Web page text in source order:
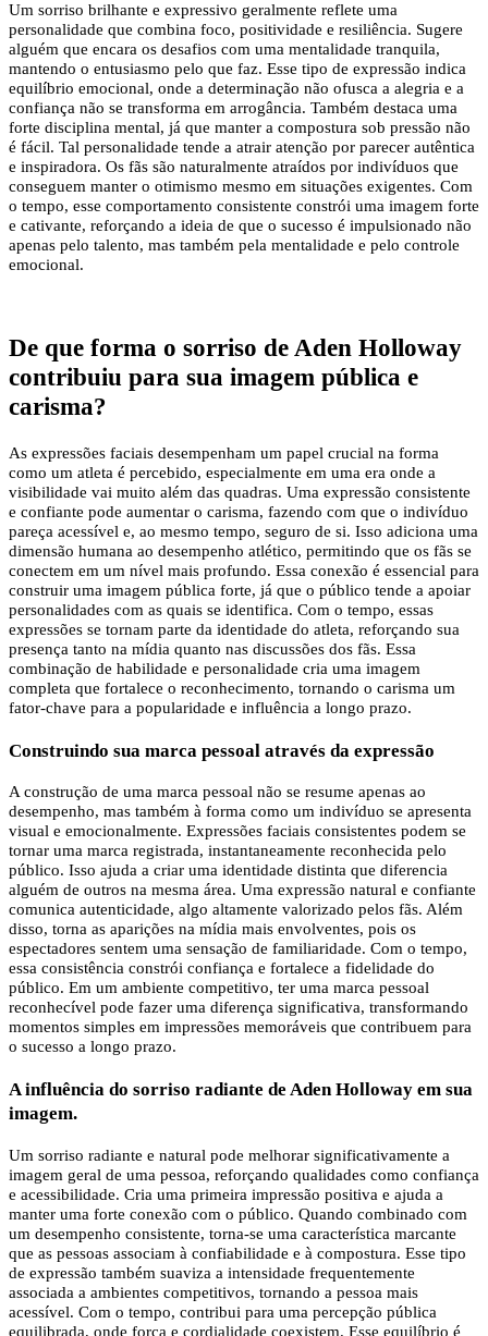
Um sorriso brilhante e expressivo geralmente reflete uma
personalidade que combina foco, positividade e resiliência. Sugere
alguém que encara os desafios com uma mentalidade tranquila,
mantendo o entusiasmo pelo que faz. Esse tipo de expressão indica
equilíbrio emocional, onde a determinação não ofusca a alegria e a
confiança não se transforma em arrogância. Também destaca uma
forte disciplina mental, já que manter a compostura sob pressão não
é fácil. Tal personalidade tende a atrair atenção por parecer autêntica
e inspiradora. Os fãs são naturalmente atraídos por indivíduos que
conseguem manter o otimismo mesmo em situações exigentes. Com
o tempo, esse comportamento consistente constrói uma imagem forte
e cativante, reforçando a ideia de que o sucesso é impulsionado não
apenas pelo talento, mas também pela mentalidade e pelo controle
emocional.
De que forma o sorriso de Aden Holloway
contribuiu para sua imagem pública e
carisma?
As expressões faciais desempenham um papel crucial na forma
como um atleta é percebido, especialmente em uma era onde a
visibilidade vai muito além das quadras. Uma expressão consistente
e confiante pode aumentar o carisma, fazendo com que o indivíduo
pareça acessível e, ao mesmo tempo, seguro de si. Isso adiciona uma
dimensão humana ao desempenho atlético, permitindo que os fãs se
conectem em um nível mais profundo. Essa conexão é essencial para
construir uma imagem pública forte, já que o público tende a apoiar
personalidades com as quais se identifica. Com o tempo, essas
expressões se tornam parte da identidade do atleta, reforçando sua
presença tanto na mídia quanto nas discussões dos fãs. Essa
combinação de habilidade e personalidade cria uma imagem
completa que fortalece o reconhecimento, tornando o carisma um
fator-chave para a popularidade e influência a longo prazo.
Construindo sua marca pessoal através da expressão
A construção de uma marca pessoal não se resume apenas ao
desempenho, mas também à forma como um indivíduo se apresenta
visual e emocionalmente. Expressões faciais consistentes podem se
tornar uma marca registrada, instantaneamente reconhecida pelo
público. Isso ajuda a criar uma identidade distinta que diferencia
alguém de outros na mesma área. Uma expressão natural e confiante
comunica autenticidade, algo altamente valorizado pelos fãs. Além
disso, torna as aparições na mídia mais envolventes, pois os
espectadores sentem uma sensação de familiaridade. Com o tempo,
essa consistência constrói confiança e fortalece a fidelidade do
público. Em um ambiente competitivo, ter uma marca pessoal
reconhecível pode fazer uma diferença significativa, transformando
momentos simples em impressões memoráveis ​​que contribuem para
o sucesso a longo prazo.
A influência do sorriso radiante de Aden Holloway em sua
imagem.
Um sorriso radiante e natural pode melhorar significativamente a
imagem geral de uma pessoa, reforçando qualidades como confiança
e acessibilidade. Cria uma primeira impressão positiva e ajuda a
manter uma forte conexão com o público. Quando combinado com
um desempenho consistente, torna-se uma característica marcante
que as pessoas associam à confiabilidade e à compostura. Esse tipo
de expressão também suaviza a intensidade frequentemente
associada a ambientes competitivos, tornando a pessoa mais
acessível. Com o tempo, contribui para uma percepção pública
equilibrada, onde força e cordialidade coexistem. Esse equilíbrio é